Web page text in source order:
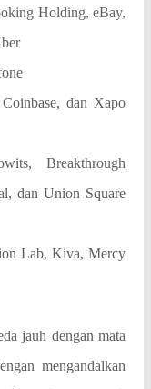
Holding, eBay,
dan Xapo
Breakthrough
dan Union Square
Lab, Kiva, Mercy
jauh dengan mata
mengandalkan